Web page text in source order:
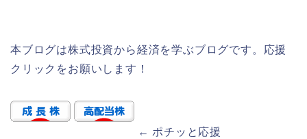
本ブログは株式投資から経済を学ぶブログです。応援
クリックをお願いします！
← ポチッと応援